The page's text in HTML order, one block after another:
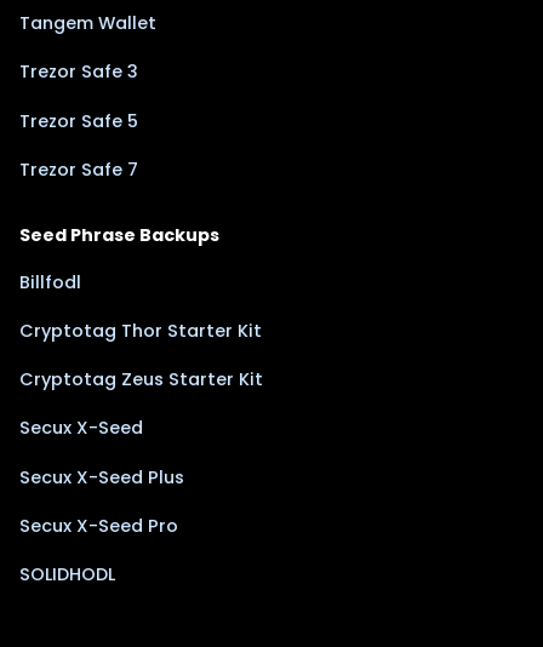
Tangem Wallet
Trezor Safe 3
Trezor Safe 5
Trezor Safe 7
Seed Phrase Backups
Billfodl
Cryptotag Thor Starter Kit
Cryptotag Zeus Starter Kit
Secux X-Seed
Secux X-Seed Plus
Secux X-Seed Pro
SOLIDHODL